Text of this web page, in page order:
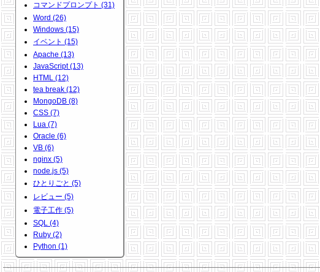
コマンドプロンプト (31)
Word (26)
Windows (15)
イベント (15)
Apache (13)
JavaScript (13)
HTML (12)
tea break (12)
MongoDB (8)
CSS (7)
Lua (7)
Oracle (6)
VB (6)
nginx (5)
node.js (5)
ひとりごと (5)
レビュー (5)
電子工作 (5)
SQL (4)
Ruby (2)
Python (1)